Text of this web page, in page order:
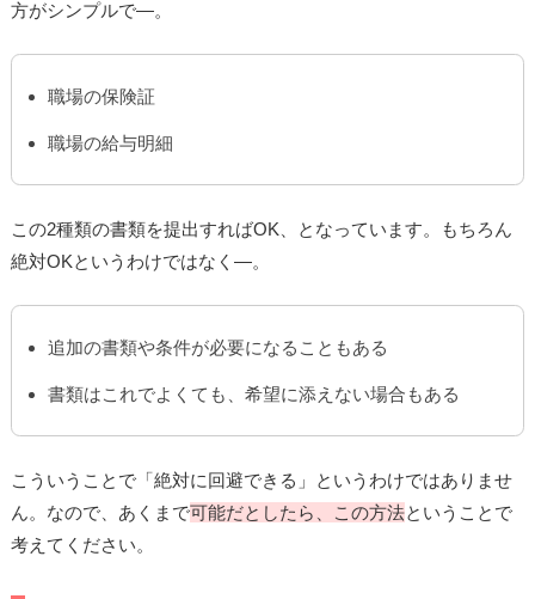
方がシンプルで―。
職場の保険証
職場の給与明細
この2種類の書類を提出すればOK、となっています。もちろん
絶対OKというわけではなく―。
追加の書類や条件が必要になることもある
書類はこれでよくても、希望に添えない場合もある
こういうことで「絶対に回避できる」というわけではありませ
ん。なので、あくまで可能だとしたら、この方法ということで
考えてください。